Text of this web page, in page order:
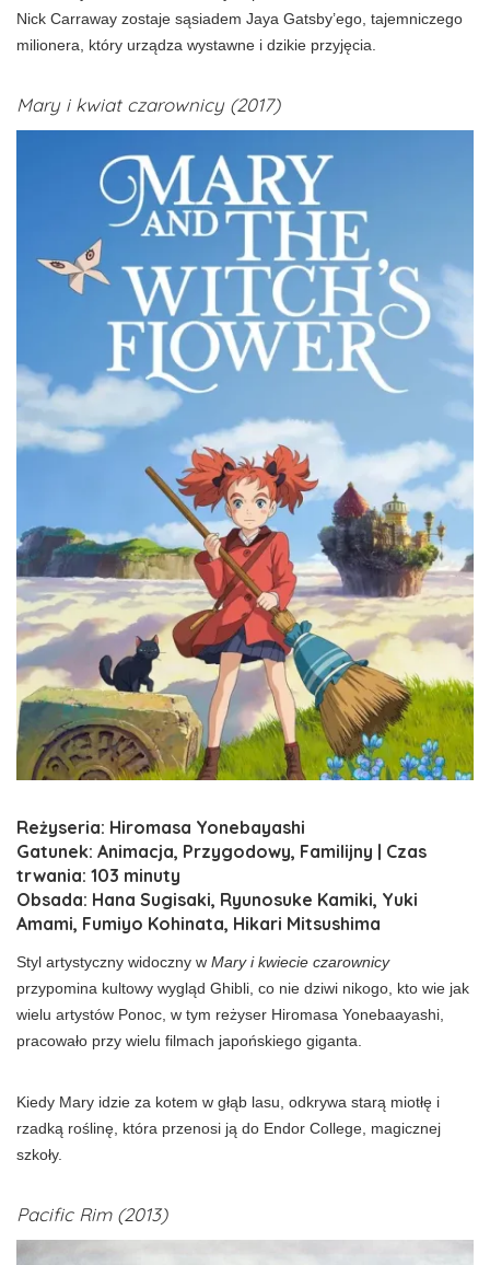
Nick Carraway zostaje sąsiadem Jaya Gatsby’ego, tajemniczego
milionera, który urządza wystawne i dzikie przyjęcia.
Mary i kwiat czarownicy (2017)
Reżyseria: Hiromasa Yonebayashi
Gatunek: Animacja, Przygodowy, Familijny | Czas
trwania: 103 minuty
Obsada: Hana Sugisaki, Ryunosuke Kamiki, Yuki
Amami, Fumiyo Kohinata, Hikari Mitsushima
Styl artystyczny widoczny w Mary i kwiecie czarownicy
przypomina kultowy wygląd Ghibli, co nie dziwi nikogo, kto wie jak
wielu artystów Ponoc, w tym reżyser Hiromasa Yonebaayashi,
pracowało przy wielu filmach japońskiego giganta.
Kiedy Mary idzie za kotem w głąb lasu, odkrywa starą miotłę i
rzadką roślinę, która przenosi ją do Endor College, magicznej
szkoły.
Pacific Rim (2013)